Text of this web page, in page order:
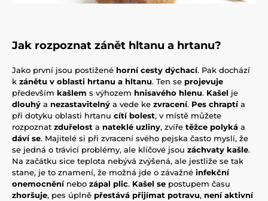
Jak rozpoznat zánět hltanu a hrtanu?
Jako první jsou postižené horní cesty dýchací. Pak dochází
k zánětu v oblasti hrtanu a hltanu. Ten se projevuje
především kašlem s výhozem hnisavého hlenu. Kašel je
dlouhý a nezastavitelný a vede ke zvracení. Pes chraptía
při dotyku oblasti hrtanu cítí bolest, v místě můžete
rozpoznat zduřelost a nateklé uzliny, zvíře těžce polyká a
dáví se. Majitelé si při zvracení svého pejska často myslí, že
se jedná o trávicí problémy, ale klíčové jsou záchvaty kašle.
Na začátku sice teplota nebývá zvýšená, ale jestliže se tak
stane, je to znamení, že možná jde o závažné infekční
onemocněnínebo zápal plic. Kašel se postupem času
zhoršuje, pes úplně přestává přijímat potravu, není aktivní